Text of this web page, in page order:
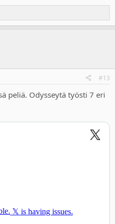
#13
peliä. Odysseytä työsti 7 eri